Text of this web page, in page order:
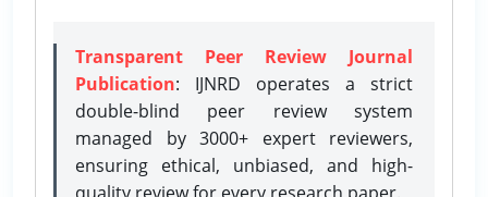
Transparent Peer Review Journal
Publication: IJNRD operates a strict
double-blind peer review system
managed by 3000+ expert reviewers,
ensuring ethical, unbiased, and high-